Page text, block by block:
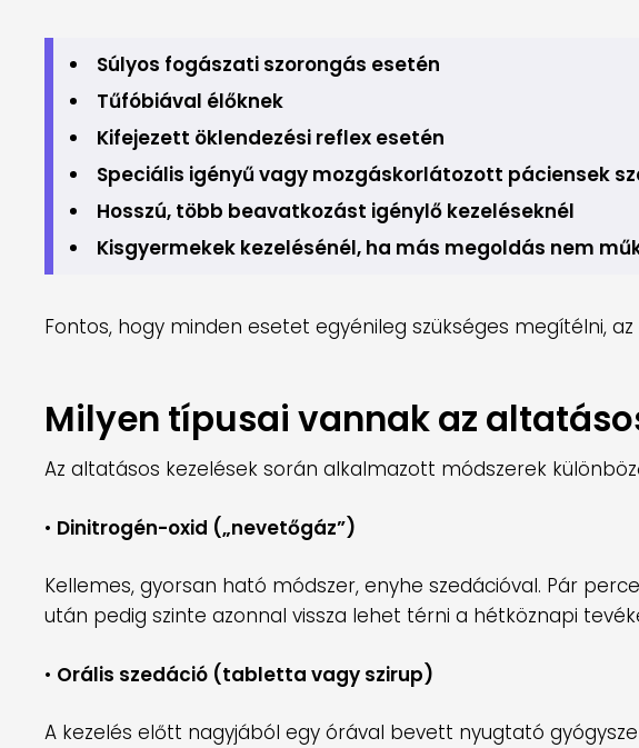
Súlyos fogászati szorongás esetén
Tűfóbiával élőknek
Kifejezett öklendezési reflex esetén
Speciális igényű vagy mozgáskorlátozott páciensek
Hosszú, több beavatkozást igénylő kezeléseknél
Kisgyermekek kezelésénél, ha más megoldás nem
Fontos, hogy minden esetet egyénileg szükséges megítélni,
Milyen típusai vannak az
Az altatásos kezelések során alkalmazott módszerek
• Dinitrogén-oxid („nevetőgáz”)
Kellemes, gyorsan ható módszer, enyhe szedációval. Pár
után pedig szinte azonnal vissza lehet térni a hétköznapi
• Orális szedáció (tabletta vagy szirup)
A kezelés előtt nagyjából egy órával bevett nyugtató